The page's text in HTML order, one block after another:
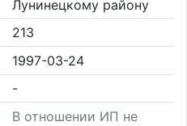
Лунинецкому району
213
1997-03-24
-
В отношении ИП не